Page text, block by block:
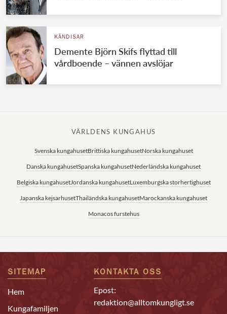
KÄNDISAR
Demente Björn Skifs flyttad till
vårdboende – vännen avslöjar
VÄRLDENS KUNGAHUS
Svenska kungahusetBrittiska kungahusetNorska kungahuset
Danska kungahusetSpanska kungahusetNederländska kungahuset
Belgiska kungahusetJordanska kungahusetLuxemburgska storhertighuset
Japanska kejsarhusetThailändska kungahusetMarockanska kungahuset
Monacos furstehus
SITEMAP
Hem
Kungafamiljen
KONTAKTA OSS
Epost:
redaktion@alltomkungligt.se